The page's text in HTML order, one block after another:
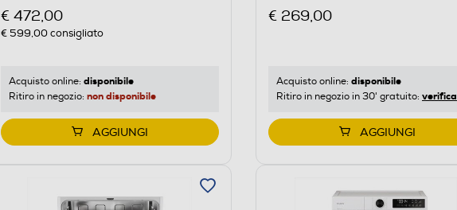
€ 472,00
€ 599,00consigliato
Acquisto online: disponibile
Ritiro in negozio: non disponibile
AGGIUNGI
€ 269,00
Acquisto online: disponibile
Ritiro in negozio in 30' gratuito: verifica
AGGIUNGI